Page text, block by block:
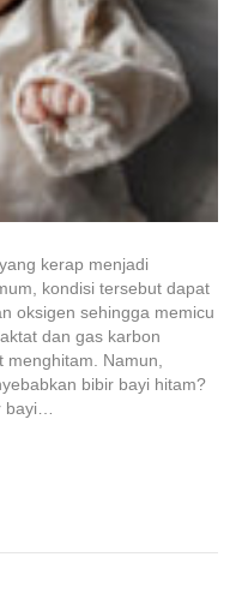
kerap menjadi
kondisi tersebut dapat
oksigen sehingga memicu
dan gas karbon
Namun,
bibir bayi hitam?
bayi…